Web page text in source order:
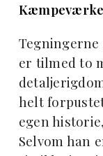
er tilmed to
helt
egen
Selvom han